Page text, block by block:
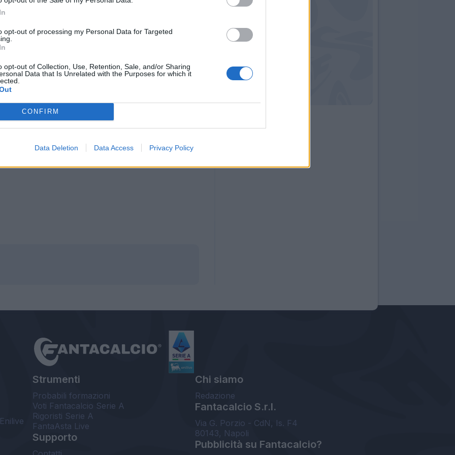
opt-out of processing my Personal Data for Targeted
opt-out of Collection, Use, Retention, Sale, and/or Sharing
Data that Is Unrelated with the Purposes for which it
CONFIRM
Data Deletion Data Access Privacy Policy
la 38a giornata di Serie A
condizioni fisiche, il Torino si chiuderà e
possa tornare in panchina. Non in
a chiudere a 0 gol.
Strumenti
Probabili formazioni
Voti Fantacalcio Serie A
Rigoristi Serie A
FantaAsta Live
Supporto
Chi siamo
Redazione
Fantacalcio S.r.l.
Via G. Porzio - CdN, Is. F4
80143, Napoli
Pubblicità su Fantacalcio?